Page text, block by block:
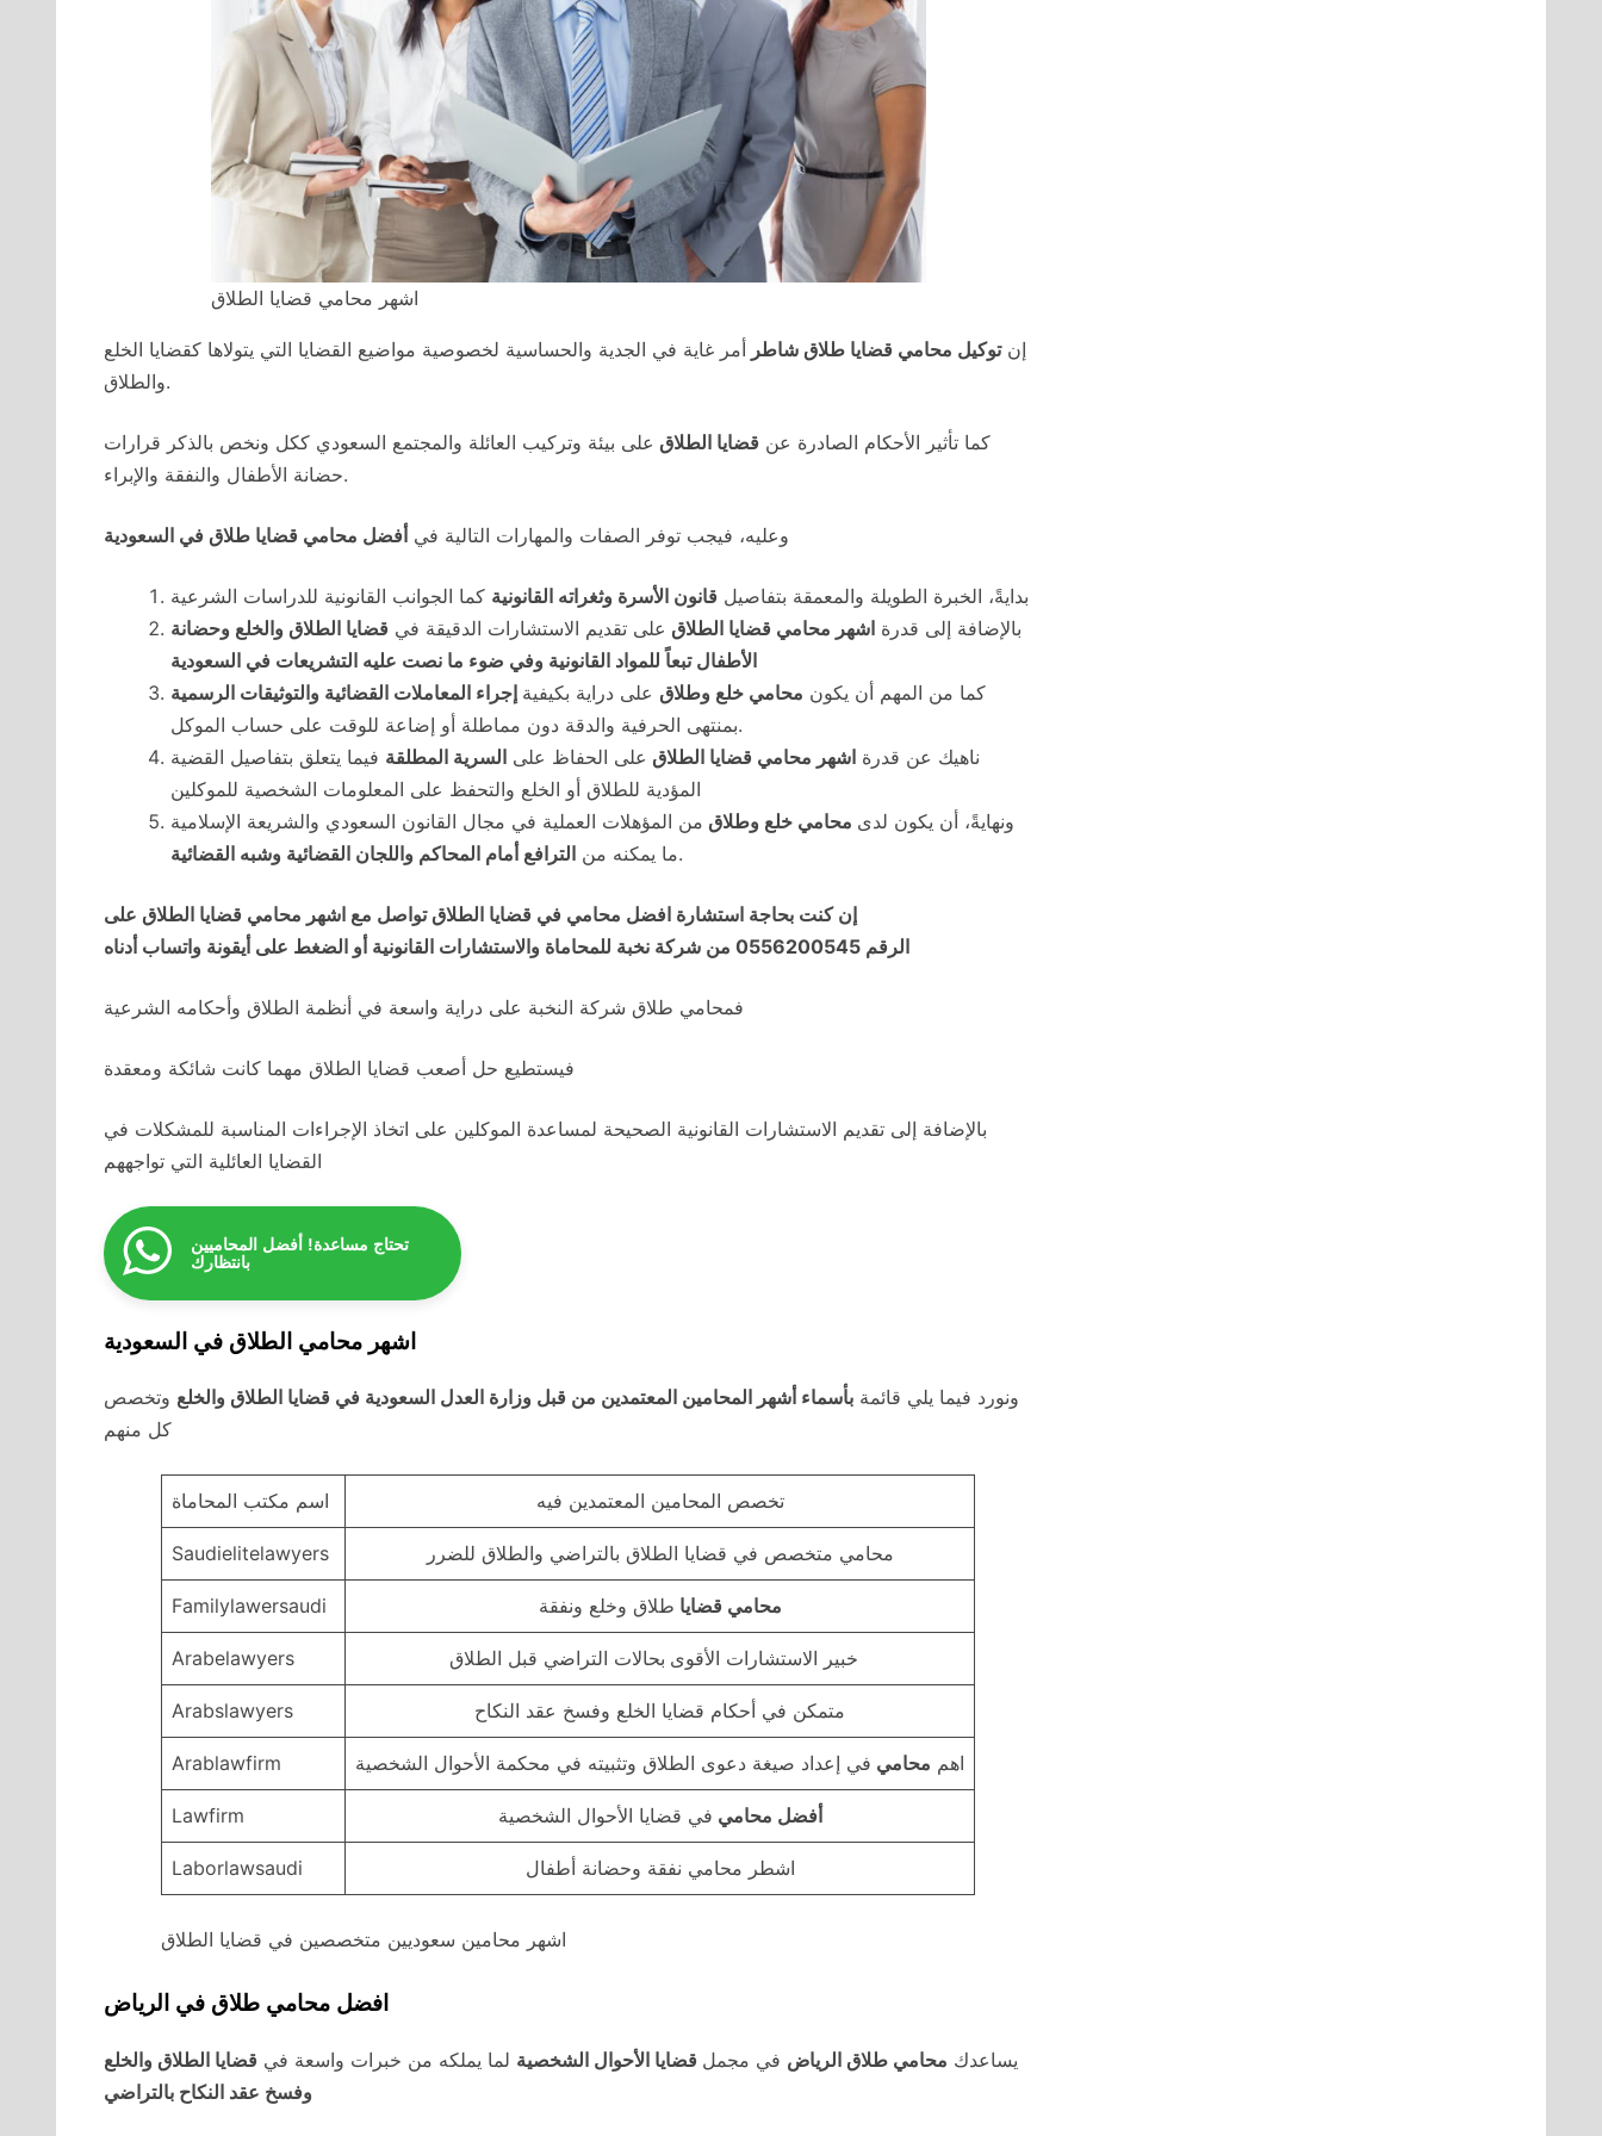
اشهر محامي قضايا الطلاق
إنتوكيل محامي قضايا طلاق شاطر أمر غاية في الجدية والحساسية لخصوصية مواضيع القضايا التي يتولاها كقضايا الخلع
والطلاق.
كما تأثير الأحكام الصادرة عن قضايا الطلاق على بيئة وتركيب العائلة والمجتمع السعودي ككل ونخص بالذكر قرارات
حضانة الأطفال والنفقة والإبراء.
وعليه، فيجب توفر الصفات والمهارات التالية فيأفضل محامي قضايا طلاق في السعودية
بدايةً، الخبرة الطويلة والمعمقة بتفاصيل قانون الأسرة وثغراته القانونية كما الجوانب القانونية للدراسات الشرعية
بالإضافة إلى قدرة اشهر محامي قضايا الطلاق على تقديم الاستشارات الدقيقة في قضايا الطلاق والخلع وحضانة
الأطفال تبعاً للمواد القانونية وفي ضوء ما نصت عليه التشريعات في السعودية
كما من المهم أن يكون محامي خلع وطلاق على دراية بكيفية إجراء المعاملات القضائية والتوثيقات الرسمية
بمنتهى الحرفية والدقة دون مماطلة أو إضاعة للوقت على حساب الموكل.
ناهيك عن قدرة اشهر محامي قضايا الطلاق على الحفاظ على السرية المطلقة فيما يتعلق بتفاصيل القضية
المؤدية للطلاق أو الخلع والتحفظ على المعلومات الشخصية للموكلين
ونهايةً، أن يكون لدى محامي خلع وطلاق من المؤهلات العملية في مجال القانون السعودي والشريعة الإسلامية
ما يمكنه من الترافع أمام المحاكم واللجان القضائية وشبه القضائية .
إن كنت بحاجة استشارة افضل محامي في قضايا الطلاق تواصل مع اشهر محامي قضايا الطلاق على
الرقم 0556200545 من شركة نخبة للمحاماة والاستشارات القانونية أو الضغط على أيقونة واتساب أدناه
فمحامي طلاق شركة النخبة على دراية واسعة في أنظمة الطلاق وأحكامه الشرعية
فيستطيع حل أصعب قضايا الطلاق مهما كانت شائكة ومعقدة
بالإضافة إلى تقديم الاستشارات القانونية الصحيحة لمساعدة الموكلين على اتخاذ الإجراءات المناسبة للمشكلات في
القضايا العائلية التي تواجههم
تحتاج مساعدة! أفضل المحاميين
بانتظارك
اشهر محامي الطلاق في السعودية
ونورد فيما يلي قائمة بأسماء أشهر المحامين المعتمدين من قبل وزارة العدل السعودية في قضايا الطلاق والخلع وتخصص
كل منهم
اسم مكتب المحاماة تخصص المحامين المعتمدين فيه
Saudielitelawyers محامي متخصص في قضايا الطلاق بالتراضي والطلاق للضرر
Familylawersaudi محامي قضايا طلاق وخلع ونفقة
Arabelawyers خبير الاستشارات الأقوى
Arabslawyers متمكن في أحكام قضايا الخلع وفسخ عقد النكاح
Arablawfirm اهم محامي في إعداد صيغة دعوى الطلاق وتثبيته في محكمة الأحوال الشخصية
Lawfirm أفضل محامي في قضايا الأحوال الشخصية
Laborlawsaudi اشطر محامي نفقة وحضانة أطفال
اشهر محامين سعوديين متخصصين في قضايا الطلاق
افضل محامي طلاق في الرياض
يساعدك محامي طلاق الرياض في مجمل قضايا الأحوال الشخصية لما يملكه من خبرات واسعة في قضايا الطلاق والخلع
وفسخ عقد النكاح بالتراضي